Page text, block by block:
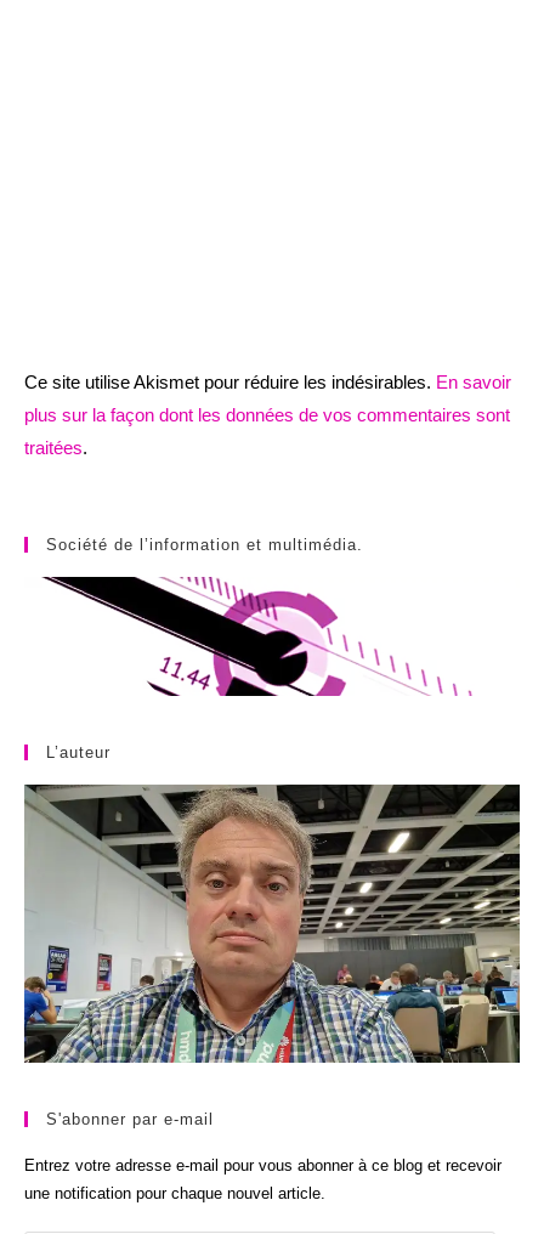
Ce site utilise Akismet pour réduire les indésirables. En savoir
plus sur la façon dont les données de vos commentaires sont
traitées.
Société de l’information et multimédia.
L’auteur
S'abonner par e-mail
Entrez votre adresse e-mail pour vous abonner à ce blog et recevoir
une notification pour chaque nouvel article.